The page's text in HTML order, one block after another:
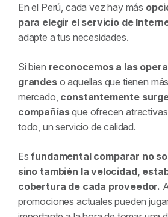
En el Perú, cada vez hay más
para elegir el servicio de
adapte a tus necesidades.
Si bien reconocemos a las
grandeso aquellas que tienen
mercado, constantemente
compañíasque ofrecen
todo, un servicio de calidad.
Esfundamental comparar no
sino también la velocidad,
cobertura de cada proveedor.
promociones actuales pueden